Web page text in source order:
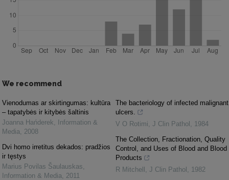
We recommend
Vienodumas ar skirtingumas: kultūra
– tapatybės ir kitybės šaltinis
Joanna Hańderek
Information &
Media
2008
Dvi homo irretitus dekados: pradžios
ir tęstys
Marius Povilas Šaulauskas
Information & Media
2011
The bacteriology of infected malignant
ulcers.
V O Rotimi J Clin Pathol
1984
The Collection, Fractionation, Quality
Control, and Uses of Blood and Blood
Products
R Mitchell J Clin Pathol
1982